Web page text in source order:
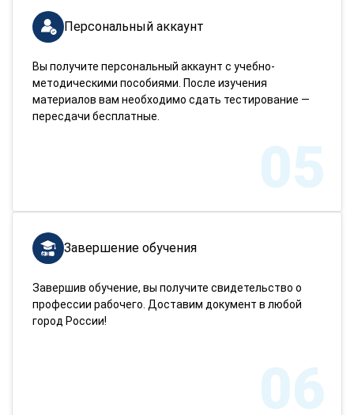
Персональный аккаунт
Вы получите персональный аккаунт с учебно-
методическими пособиями. После изучения
материалов вам необходимо сдать тестирование —
пересдачи бесплатные.
05
Завершение обучения
Завершив обучение, вы получите свидетельство о
профессии рабочего. Доставим документ в любой
город России!
06